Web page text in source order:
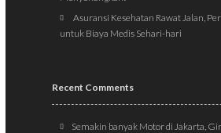
Asuransi Kesehatan Rawat Jalan,
untuk Biaya Medis Sehari-hari
Recent Comments
Semakin banyak Motor di Jakarta,